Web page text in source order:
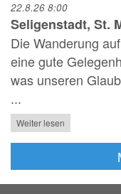
22.8.26 8:00
Seligenstadt, St.
Die Wanderung
eine gute
was unseren
...
Weiter lesen